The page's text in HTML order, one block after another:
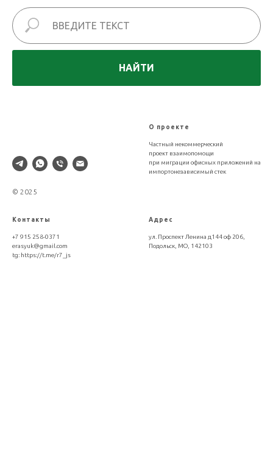
НАЙТИ
© 2025
О проекте
Частный некоммерческий
проект взаимопомощи
при миграции офисных приложений на
импортонезависимый стек
Контакты
+7 915 258-0371
erasyuk@gmail.com
tg: https://t.me/r7_js
Адрес
ул. Проспект Ленина д144 оф 206,
Подольск, МО, 142103